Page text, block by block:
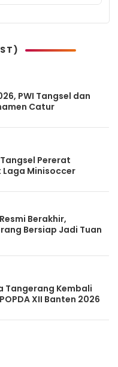
PWI Tangsel dan
Catur
Tangsel Pererat
Minisoccer
Berakhir,
Bersiap Jadi Tuan
Tangerang Kembali
XII Banten 2026